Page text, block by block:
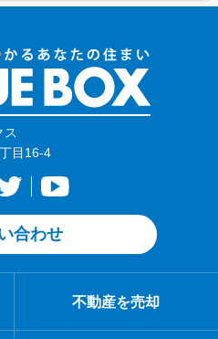
ス
目16-4
合わせ
不動産を売却